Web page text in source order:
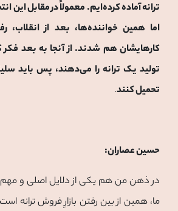
ترانه آماده کرده‌ایم. معمولاً در مقابل این
اما همین خواننده‌ها، بعد از انقلاب،
کارهایشان هم شدند. از آنجا به بعد فکر
تولید یک ترانه را می‌دهند، پس باید
تحمیل کنند.
حسین عصاران:
در ذهن من هم یکی از دلایل اصلی و مهم
ما، همین از بین رفتن بازارِ فروش ترانه